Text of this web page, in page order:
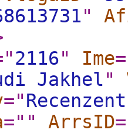
"
2116" Ime
Jakhel"
="Recenzent
=" " ArrsID